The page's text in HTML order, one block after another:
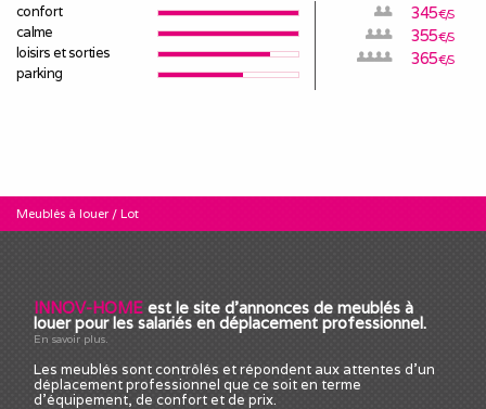
confort
calme
loisirs et sorties
parking
345€/S
355€/S
365€/S
Meublés à louer/ Lot
INNOV-HOME est le site d'annonces de meublés à
louer pour les salariés en déplacement professionnel.
En savoir plus.
Les meublés sont contrôlés et répondent aux attentes d'un
déplacement professionnel que ce soit en terme
d'équipement, de confort et de prix.